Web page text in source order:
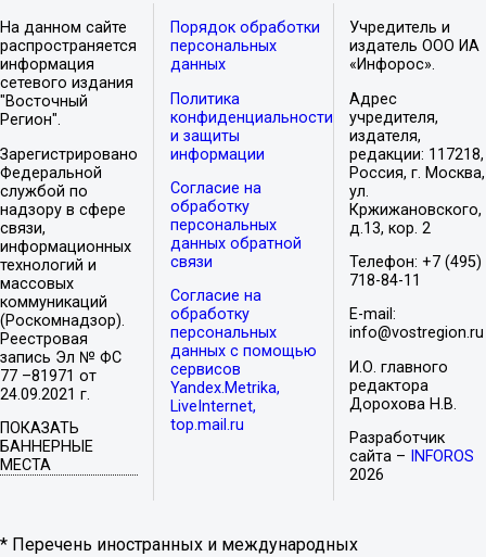
На данном сайте
распространяется
информация
сетевого издания
"Восточный
Регион".
Зарегистрировано
Федеральной
службой по
надзору в сфере
связи,
информационных
технологий и
массовых
коммуникаций
(Роскомнадзор).
Реестровая
запись Эл № ФС
77 –81971 от
24.09.2021 г.
ПОКАЗАТЬ
БАННЕРНЫЕ
МЕСТА
Порядок обработки
персональных
данных
Политика
конфиденциальности
и защиты
информации
Согласие на
обработку
персональных
данных обратной
связи
Согласие на
обработку
персональных
данных с помощью
сервисов
Yandex.Metrika,
LiveInternet,
top.mail.ru
Учредитель и
издатель ООО ИА
«Инфорос».
Адрес
учредителя,
издателя,
редакции: 117218,
Россия, г. Москва,
ул.
Кржижановского,
д.13, кор. 2
Телефон: +7 (495)
718-84-11
E-mail:
info@vostregion.ru
И.О. главного
редактора
Дорохова Н.В.
Разработчик
сайта –
INFOROS
2026
* Перечень иностранных и международных